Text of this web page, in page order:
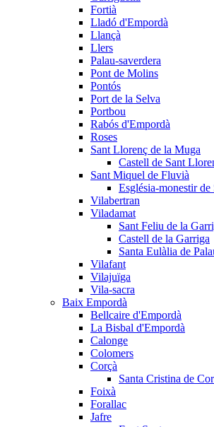
Fortià
Lladó d'Empordà
Llançà
Llers
Palau-saverdera
Pont de Molins
Pontós
Port de la Selva
Portbou
Rabós d'Empordà
Roses
Sant Llorenç de la Muga
Castell de Sant
Sant Miquel de Fluvià
Església-monestir
Vilabertran
Viladamat
Sant Feliu de la
Castell de la Garriga
Santa Eulàlia de
Vilafant
Vilajuïga
Vila-sacra
Baix Empordà
Bellcaire d'Empordà
La Bisbal d'Empordà
Calonge
Colomers
Corçà
Santa Cristina de
Foixà
Forallac
Jafre